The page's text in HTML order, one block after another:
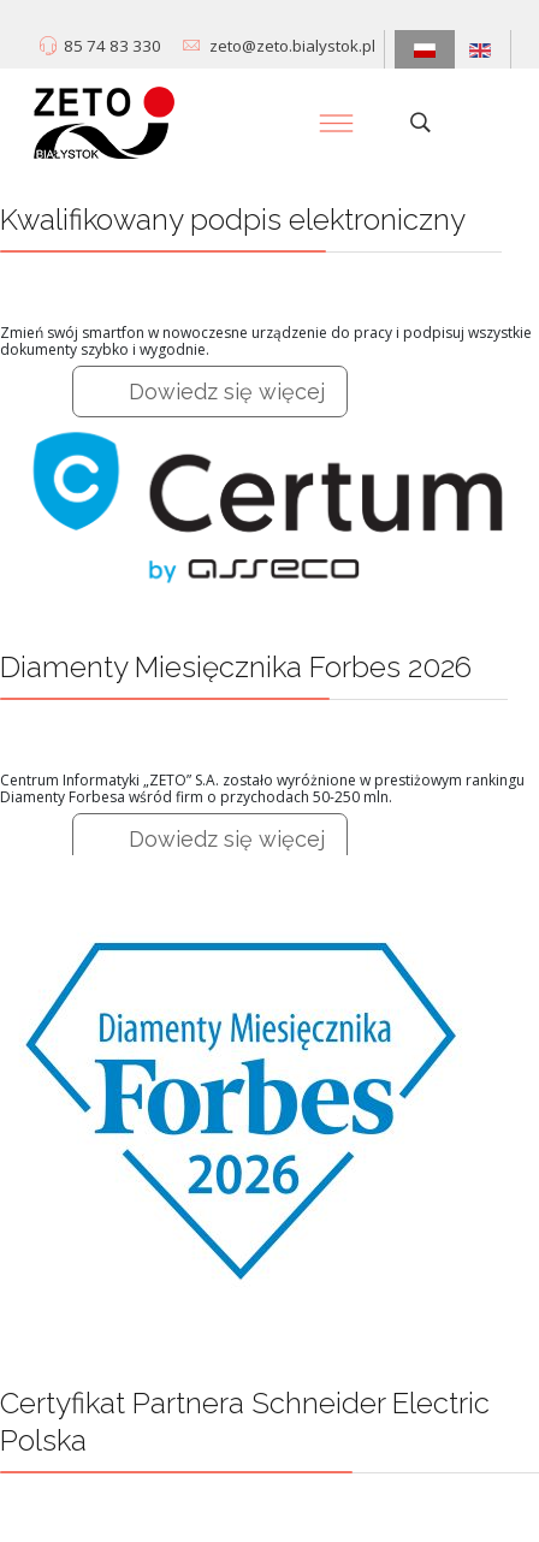
85 74 83 330 zeto@zeto.bialystok.pl
Kwalifikowany podpis elektroniczny
Zmień swój smartfon w nowoczesne urządzenie do pracy i podpisuj wszystkie
dokumenty szybko i wygodnie.
Dowiedz się więcej
Diamenty Miesięcznika Forbes 2026
Centrum Informatyki „ZETO” S.A. zostało wyróżnione w prestiżowym rankingu
Diamenty Forbesa wśród firm o przychodach 50-250 mln.
Dowiedz się więcej
Certyfikat Partnera Schneider Electric
Polska